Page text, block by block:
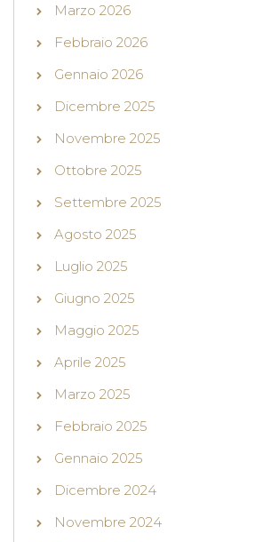
Marzo 2026
Febbraio 2026
Gennaio 2026
Dicembre 2025
Novembre 2025
Ottobre 2025
Settembre 2025
Agosto 2025
Luglio 2025
Giugno 2025
Maggio 2025
Aprile 2025
Marzo 2025
Febbraio 2025
Gennaio 2025
Dicembre 2024
Novembre 2024